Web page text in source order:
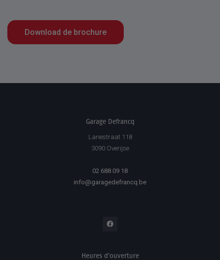
Download de brochure
Garage Defrancq
Lanestraat 118
3090 Overijse
02 688 09 18
info@garagedefrancq.be
Heures d'ouverture